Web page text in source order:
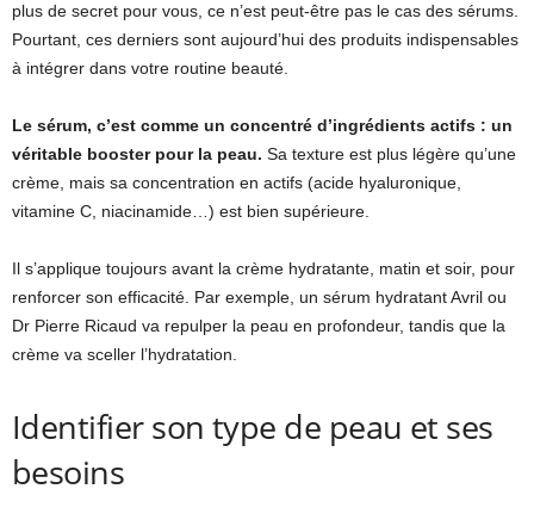
plus de secret pour vous, ce n’est peut-être pas le cas des sérums.
Pourtant, ces derniers sont aujourd’hui des produits indispensables
à intégrer dans votre routine beauté.
Le sérum, c’est comme un concentré d’ingrédients actifs : un
véritable booster pour la peau. Sa texture est plus légère qu’une
crème, mais sa concentration en actifs (acide hyaluronique,
vitamine C, niacinamide…) est bien supérieure.
Il s’applique toujours avant la crème hydratante, matin et soir, pour
renforcer son efficacité. Par exemple, un sérum hydratant Avril ou
Dr Pierre Ricaud va repulper la peau en profondeur, tandis que la
crème va sceller l’hydratation.
Identifier son type de peau et ses
besoins